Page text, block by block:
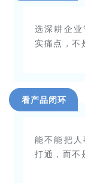
选深耕企
实痛点，不
看产品闭环
能不能把
打通，而不